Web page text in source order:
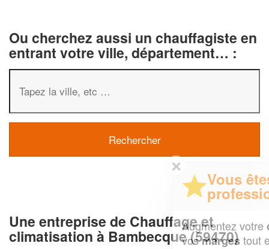
Ou cherchez aussi un chauffagiste en
entrant votre ville, département… :
Une entreprise de Chauffage et
climatisation à Bambecque (59470)
Vous êtes un
professionnel ?
Augmentez votrechiffre d'affaireset
vosmargestout en gagnant de